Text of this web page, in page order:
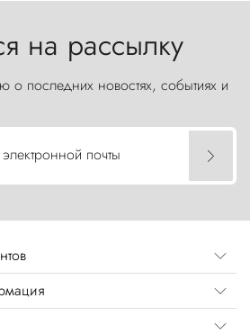
на рассылку
о последних новостях, событиях и
почты